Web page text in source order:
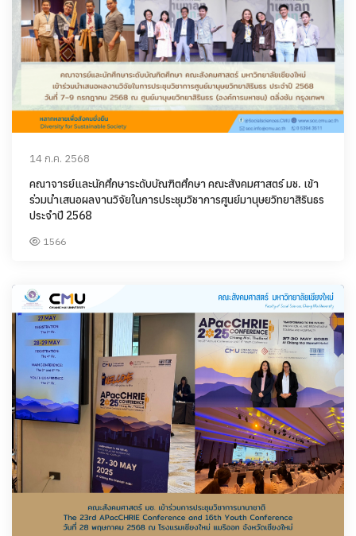
14 ก.ค. 2568
คณาจารย์และนักศึกษาระดับบัณฑิตศึกษา คณะสังคมศาสตร์ มช. เข้า
ร่วมนำเสนอผลงานวิจัยในการประชุมวิชาการศูนย์มานุษยวิทยาสิรินธร
ประจำปี 2568
1566